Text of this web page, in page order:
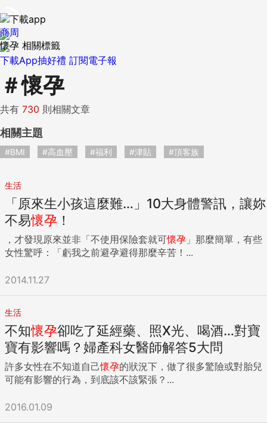
下載App抽好禮 訂閱電子報
商周
懷孕 相關標籤
＃懷孕
共有 730 則相關文章
相關主題
#BMI #高血壓 #福利 #津貼 #頂客族
生活
「原來生小孩這麼難…」10大身體警訊，讓妳
不易懷孕 ！
，才發現原來並非「不使用保險套就可懷孕 」那麼簡單，有些
女性驚呼：「虧我之前避孕避得那麼辛苦！...
2014.11.27
生活
不知懷孕卻吃了延經藥、照X光、喝酒…對寶
寶有影響嗎？婦產科女醫師解答5大問
許多女性在不知道自己懷孕的狀況下，做了很多驚險或對胎兒
可能有影響的行為，到底該不該緊張？...
2016.01.09